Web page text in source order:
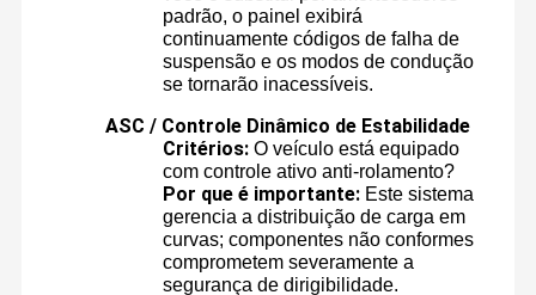
padrão, o painel exibirá
continuamente códigos de falha de
suspensão e os modos de condução
se tornarão inacessíveis.
ASC / Controle Dinâmico de Estabilidade
Critérios: O veículo está equipado
com controle ativo anti-rolamento?
Por que é importante: Este sistema
gerencia a distribuição de carga em
curvas; componentes não conformes
comprometem severamente a
segurança de dirigibilidade.